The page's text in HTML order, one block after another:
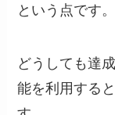
という点です。
どうしても達
能を利用する